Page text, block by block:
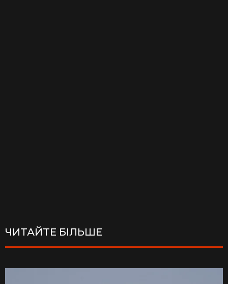
ЧИТАЙТЕ БІЛЬШЕ